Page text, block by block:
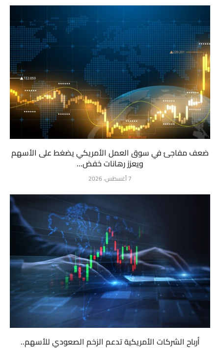
ضعف مفاجئ في سوق العمل الأمريكي يضغط على الأسهم
ويعزز رهانات خفض...
7 أغسطس، 2026
أرباح الشركات الأمريكية تدعم الزخم الصعودي للأسهم..